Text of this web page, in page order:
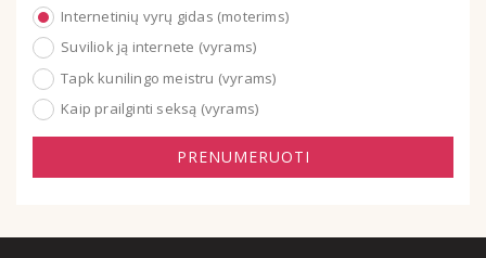
Internetinių vyrų gidas (moterims)
Suviliok ją internete (vyrams)
Tapk kunilingo meistru (vyrams)
Kaip prailginti seksą (vyrams)
PRENUMERUOTI